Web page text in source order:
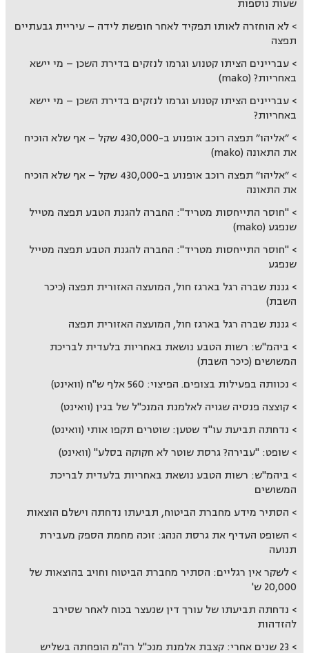
שעות נוספות
לא הוחזרה לאותו תפקיד לאחר חופשת לידה – עיריית גבעתיים
תפצה
עבריינים הציתו קטנוע וגרמו לנזקים בדירת השכן – מי יישא
באחריות? (mako)
עבריינים הציתו קטנוע וגרמו לנזקים בדירת השכן – מי יישא
באחריות?
״אליהו״ תפצה רוכב אופנוע ב-430,000 שקל – אף שלא הוכיח
את התאונה (mako)
״אליהו״ תפצה רוכב אופנוע ב-430,000 שקל – אף שלא הוכיח
את התאונה
"חוסר התייחסות מטריד": החברה להגנת הטבע תפצה מטייל
שנפגע (mako)
"חוסר התייחסות מטריד": החברה להגנת הטבע תפצה מטייל
שנפגע
גננת שברה רגל בארגז חול, המועצה האזורית תפצה (כיכר
השבת)
גננת שברה רגל בארגז חול, המועצה האזורית תפצה
ביהמ"ש: רשות הטבע נושאת באחריות בלעדית לבריכת
המשושים (כיכר השבת)
נכוותה בפעילות בצופים. הפיצוי: 560 אלף ש"ח (וואינט)
קוצצה פנסיה שגויה לאלמנת המנכ"ל של בגין (וואינט)
נדחתה תביעת עו"ד שטען: שוטרים תקפו אותי (וואינט)
שופט: "עבירה? גרסת שוטר לא חקוקה בסלע" (וואינט)
ביהמ"ש: רשות הטבע נושאת באחריות בלעדית לבריכת
המשושים
הסתיר מידע מחברת הביטוח, תביעתו נדחתה וישלם הוצאות
השופט העדיף את גרסת הנהג: זוכה מחמת הספק מעבירת
תנועה
לשקר אין רגליים: הסתיר מחברת הביטוח וחויב בהוצאות של
20,000 ש'
נדחתה תביעתו של עורך דין שנעצר בכוח לאחר שסירב
להזדהות
23 שנים אחרי: קצבת אלמנת מנכ"ל רה"מ הופחתה בשליש